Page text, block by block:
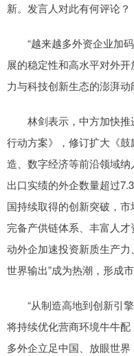
新。发言人对此有何评论？
“越来越多外资企业加码
展的稳定性和高水平对外
力与科技创新生态的澎湃动
林剑表示，中方加快推
行动方案》，修订扩大《
造、数字经济等前沿领域
出口实绩的外企数量超过
国持续取得的创新突破，
完备产供链体系、丰富人
动外企加速投资新质生产
世界输出”成为热潮，形成
“从制造高地到创新引擎
将持续优化营商环境牛牛
多外企立足中国、放眼世